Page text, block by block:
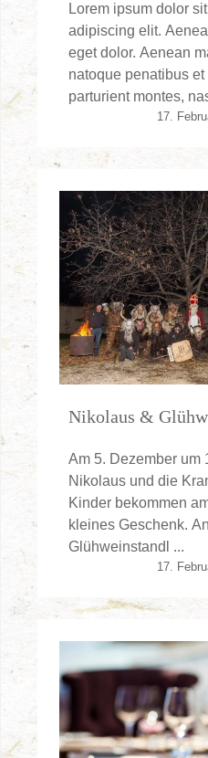
Lorem ipsum dolor
adipiscing elit.
eget dolor. Aenean
natoque penatibus
parturient montes,
17.
Nikolaus &
Am 5. Dezember um
Nikolaus und die
Kinder bekommen
kleines Geschenk.
Glühweinstandl ...
17.